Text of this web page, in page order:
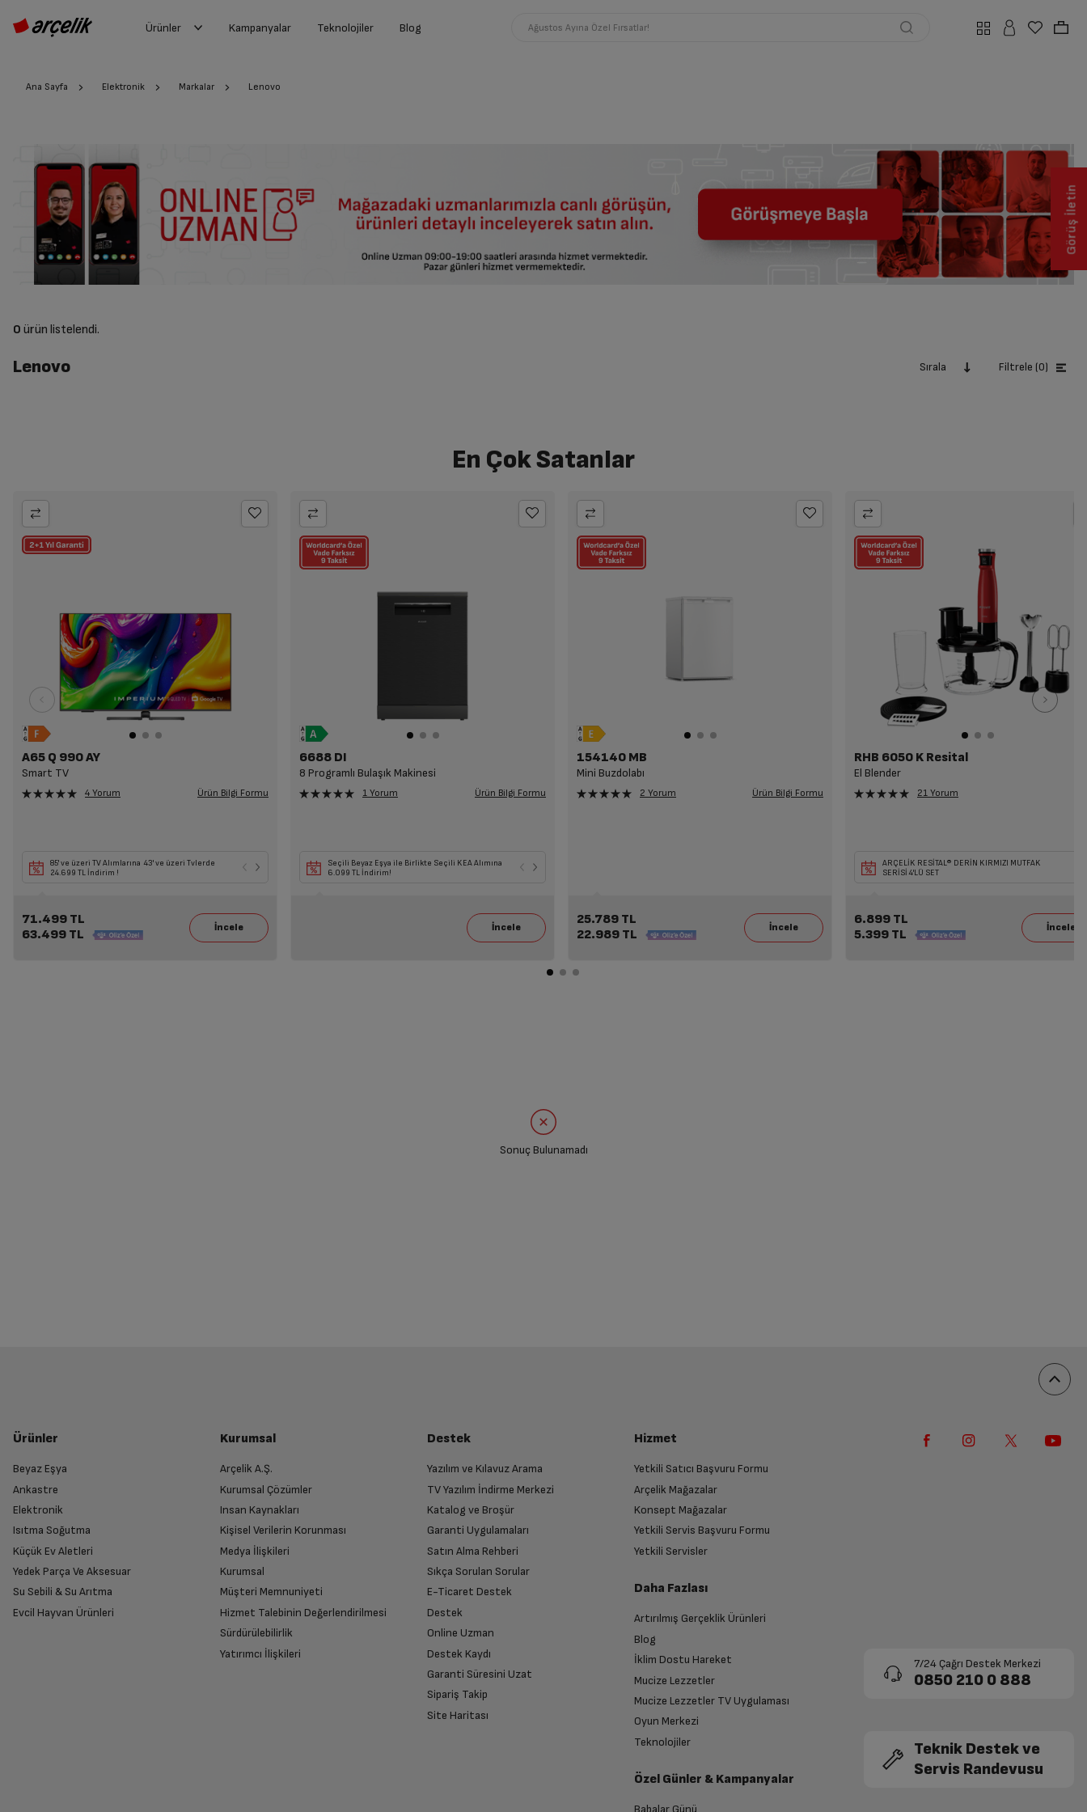
Ürünler Kampanyalar Teknolojiler Blog Ağustos Ayına Özel Fırsatlar!
Ana Sayfa Elektronik Markalar Lenovo
0 ürün listelendi.
Lenovo Sırala Filtrele (0)
En Çok Satanlar
A65 Q 990 AY
Smart TV
4 Yorum Ürün Bilgi Formu
85' ve üzeri TV Alımlarına 43' ve üzeri Tvlerde
24.699 TL İndirim !
Seçili Beyaz Eşya ile Birlikte Seçili TV Alımına
14.499 TL İndirim!
71.499 TL
63.499 TL
6688 DI
8 Programlı Bulaşık Makinesi
1 Yorum Ürün Bilgi Formu
Seçili Beyaz Eşya ile Birlikte Seçili KEA Alımına
6.099 TL İndirim!
Seçili Beyaz Eşya veya TV ile Birlikte Seçili
Mikrodalga Alımına 7.199 TL İndirim!
154140 MB
Mini Buzdolabı
2 Yorum Ürün Bilgi Formu
25.789 TL
22.989 TL
RHB 6050 K Resital
El Blender
21 Yorum
ARÇELİK RESİTAL® DERİN KIRMIZI MUTFAK
SERİSİ 4'LÜ SET
6.899 TL
5.399 TL
Sonuç Bulunamadı
Ürünler
Beyaz Eşya
Ankastre
Elektronik
Isıtma Soğutma
Küçük Ev Aletleri
Yedek Parça Ve Aksesuar
Su Sebili & Su Arıtma
Evcil Hayvan Ürünleri
Kurumsal
Arçelik A.Ş.
Kurumsal Çözümler
Insan Kaynakları
Kişisel Verilerin Korunması
Medya İlişkileri
Kurumsal
Müşteri Memnuniyeti
Hizmet Talebinin Değerlendirilmesi
Sürdürülebilirlik
Yatırımcı İlişkileri
Destek
Yazılım ve Kılavuz Arama
TV Yazılım İndirme Merkezi
Katalog ve Broşür
Garanti Uygulamaları
Satın Alma Rehberi
Sıkça Sorulan Sorular
E-Ticaret Destek
Destek
Online Uzman
Destek Kaydı
Garanti Süresini Uzat
Sipariş Takip
Site Haritası
Hizmet
Yetkili Satıcı Başvuru Formu
Arçelik Mağazalar
Konsept Mağazalar
Yetkili Servis Başvuru Formu
Yetkili Servisler
Daha Fazlası
Artırılmış Gerçeklik Ürünleri
Blog
İklim Dostu Hareket
Mucize Lezzetler
Mucize Lezzetler TV Uygulaması
Oyun Merkezi
Teknolojiler
Özel Günler & Kampanyalar
7/24 Çağrı Destek Merkezi
0850 210 0 888
Teknik Destek ve
Servis Randevusu
Görüş İletin